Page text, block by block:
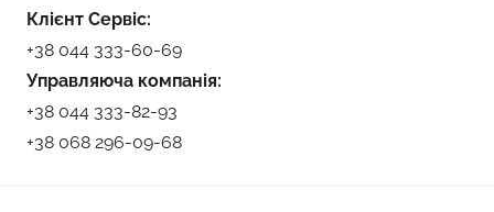
Клієнт Сервіс:
+38 044 333-60-69
Управляюча компанія:
+38 044 333-82-93
+38 068 296-09-68